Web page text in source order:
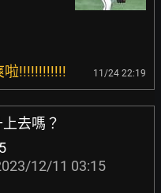
啦!!!!!!!!!!!! 11/24 22:19
去嗎？
12/11 03:15